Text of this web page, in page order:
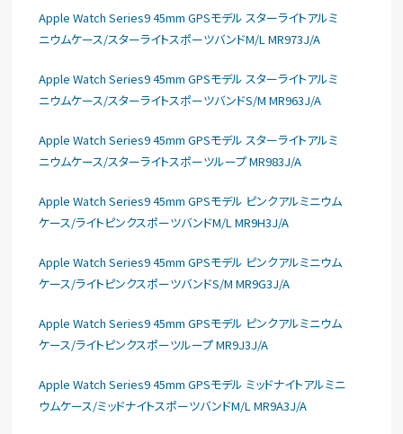
Apple Watch Series9 45mm GPSモデル スターライトアルミ
ニウムケース/スターライトスポーツバンドM/L MR973J/A
Apple Watch Series9 45mm GPSモデル スターライトアルミ
ニウムケース/スターライトスポーツバンドS/M MR963J/A
Apple Watch Series9 45mm GPSモデル スターライトアルミ
ニウムケース/スターライトスポーツループ MR983J/A
Apple Watch Series9 45mm GPSモデル ピンクアルミニウム
ケース/ライトピンクスポーツバンドM/L MR9H3J/A
Apple Watch Series9 45mm GPSモデル ピンクアルミニウム
ケース/ライトピンクスポーツバンドS/M MR9G3J/A
Apple Watch Series9 45mm GPSモデル ピンクアルミニウム
ケース/ライトピンクスポーツループ MR9J3J/A
Apple Watch Series9 45mm GPSモデル ミッドナイトアルミニ
ウムケース/ミッドナイトスポーツバンドM/L MR9A3J/A